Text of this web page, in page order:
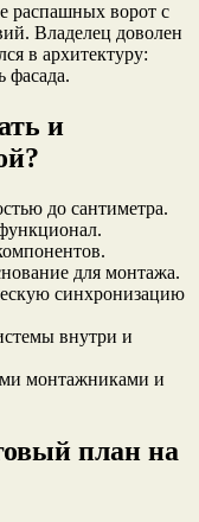
распашных ворот с
Владелец доволен
в архитектуру:
фасада.
и
до сантиметра.
для монтажа.
синхронизацию
внутри и
монтажниками и
план на